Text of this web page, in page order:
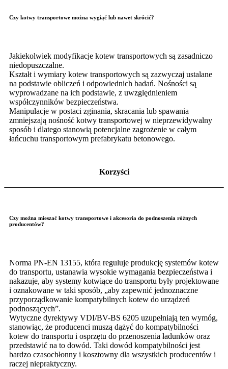
Czy kotwy transportowe można wygiąć lub nawet skrócić?
Jakiekolwiek modyfikacje kotew transportowych są zasadniczo
niedopuszczalne.
Kształt i wymiary kotew transportowych są zazwyczaj ustalane
na podstawie obliczeń i odpowiednich badań. Nośności są
wyprowadzane na ich podstawie, z uwzględnieniem
współczynników bezpieczeństwa.
Manipulacje w postaci zginania, skracania lub spawania
zmniejszają nośność kotwy transportowej w nieprzewidywalny
sposób i dlatego stanowią potencjalne zagrożenie w całym
łańcuchu transportowym prefabrykatu betonowego.
Korzyści
Czy można mieszać kotwy transportowe i akcesoria do podnoszenia różnych
producentów?
Norma PN-EN 13155, która reguluje produkcję systemów kotew
do transportu, ustanawia wysokie wymagania bezpieczeństwa i
nakazuje, aby systemy kotwiące do transportu były projektowane
i oznakowane w taki sposób, „aby zapewnić jednoznaczne
przyporządkowanie kompatybilnych kotew do urządzeń
podnoszących”.
Wytyczne dyrektywy VDI/BV-BS 6205 uzupełniają ten wymóg,
stanowiąc, że producenci muszą dążyć do kompatybilności
kotew do transportu i osprzętu do przenoszenia ładunków oraz
przedstawić na to dowód. Taki dowód kompatybilności jest
bardzo czasochłonny i kosztowny dla wszystkich producentów i
raczej niepraktyczny.